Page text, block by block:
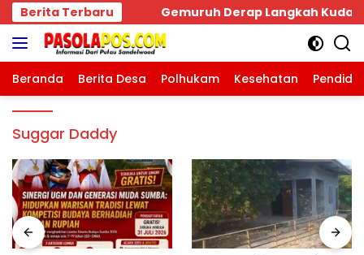
Langsung
ke
konten
Berita Terbaru
Derap Langkah Kuda dan Gestur Hangat Bpk MDT
Beranda Berita Desa Polhukam Kesehatan
Suggar Daddy